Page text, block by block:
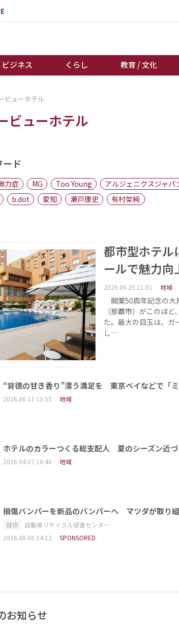
ジネス くらし 教育 / 文化
ページ
地域
キーパーソン
ビューホテル
ビューホテル
ード
力症 MG Too Young アルジェニクスジャパ
b.dot 愛知 瀬戸康史
有村架純
都市型ホテ
ールで魅力
2026.06.25 11:01 地域
開業50周年記念の大
（那覇市）がこのほ
た。最大の目玉は、ガ
し…
“背徳の甘き香り”漂う満足を 東京ベイなどで「
2026.06.11 15:55 地域
ホテルのカラーつくる総支配人 夏のシーズン近
2026.04.07 10:40 地域
損傷バンパーを新品のバンパーへ マツダが取り組
提供
自動車リサイクル促進センター
2026.08.06 14:12
SPONSORED
お知らせ